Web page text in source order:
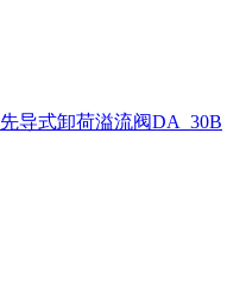
先导式卸荷溢流阀DA_30B